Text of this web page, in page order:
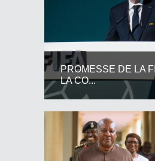
PROMESSE DE LA
LA CO...